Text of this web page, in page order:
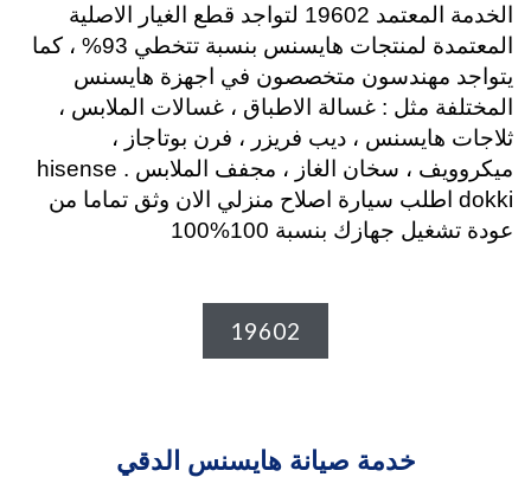
الخدمة المعتمد 19602 لتواجد قطع الغيار الاصلية
المعتمدة لمنتجات هايسنس بنسبة تتخطي 93% ، كما
يتواجد مهندسون متخصصون في اجهزة هايسنس
المختلفة مثل : غسالة الاطباق ، غسالات الملابس ،
ثلاجات هايسنس ، ديب فريزر ، فرن بوتاجاز ،
ميكروويف ، سخان الغاز ، مجفف الملابس . hisense
dokki اطلب سيارة اصلاح منزلي الان وثق تماما من
عودة تشغيل جهازك بنسبة 100%100
19602
خدمة صيانة هايسنس الدقي